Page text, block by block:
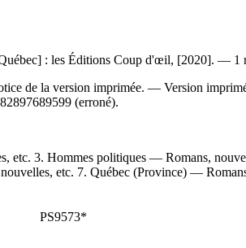
: les Éditions Coup d'œil, [2020]. — 1
de la version imprimée. — Version
(erroné).
etc. 3. Hommes politiques — Romans,
etc. 7. Québec (Province) —
PS9573*